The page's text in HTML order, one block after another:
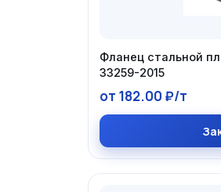
Фланец стальной
33259-2015
от 182.00 ₽/т